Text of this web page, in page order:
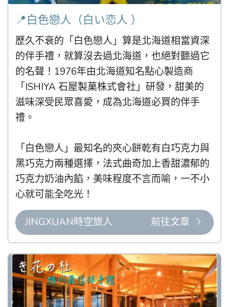
📍白色戀人（白い恋人 ）
歷久不衰的「白色戀人」算是北海道相當資深
的伴手禮，就算沒去過北海道，也絕對聽過它
的名聲！1976年由北海道知名點心製造商
「ISHIYA 石屋製菓株式會社」研發，甜美的
滋味深受民眾喜愛，成為北海道必買的伴手
禮。
「白色戀人」最知名的夾心餅乾有白巧克力與
黑巧克力兩種選擇，法式曲奇加上香甜濃郁的
巧克力奶油內餡，美味程度不言而喻，一不小
心就可能全吃光！
JINGXUAN時空旅人 前往文章